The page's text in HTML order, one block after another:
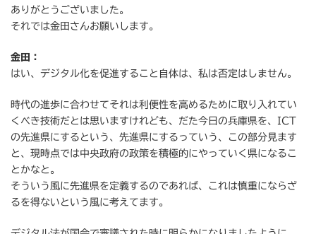
ありがとうございました。
それでは金田さんお願いします。
金田：
はい、デジタル化を促進すること自体は、私は否定はしません。
時代の進歩に合わせてそれは利便性を高めるために取り入れてい
くべき技術だとは思いますけれども、だた今日の兵庫県を、ICT
の先進県にするという、先進県にするっていう、この部分見ます
と、現時点では中央政府の政策を積極的にやっていく県になるこ
とかなと。
そういう風に先進県を定義するのであれば、これは慎重にならざ
るを得ないという風に考えてます。